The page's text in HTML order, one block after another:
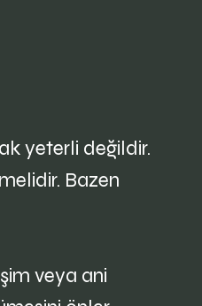
yeterli değildir.
Bazen
veya ani